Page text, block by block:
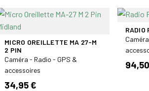
MICRO OREILLETTE MA 27-M
2 PIN
Caméra - Radio - GPS &
accessoires
34,95 €
RADIO